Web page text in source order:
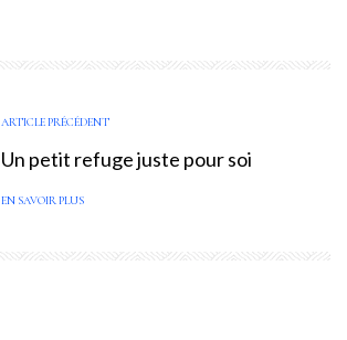
ARTICLE PRÉCÉDENT
Un petit refuge juste pour soi
EN SAVOIR PLUS